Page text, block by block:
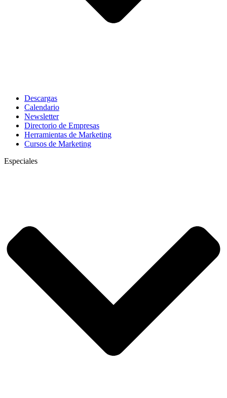
Descargas
Calendario
Newsletter
Directorio de Empresas
Herramientas de Marketing
Cursos de Marketing
Especiales